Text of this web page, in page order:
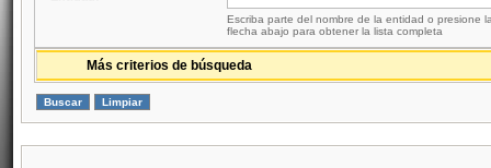
Escriba parte del nombre de la entidad o presione
flecha abajo para obtener la lista completa
Más criterios de búsqueda